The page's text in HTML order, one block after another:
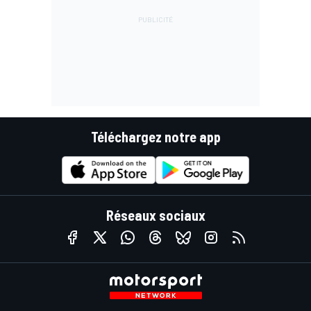
Téléchargez notre app
Réseaux sociaux